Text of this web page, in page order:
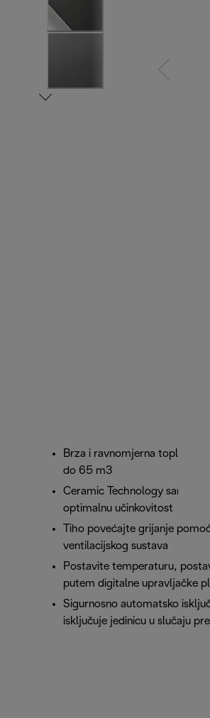
Brza i ravnomjerna toplina za
do 65 m3
Ceramic Technology
optimalnu učinkovitost
Tiho povećajte grijanje
ventilacijskog sustava
Postavite temperaturu,
putem digitalne upravljačke
Sigurnosno automatsko
isključuje jedinicu u slučaju